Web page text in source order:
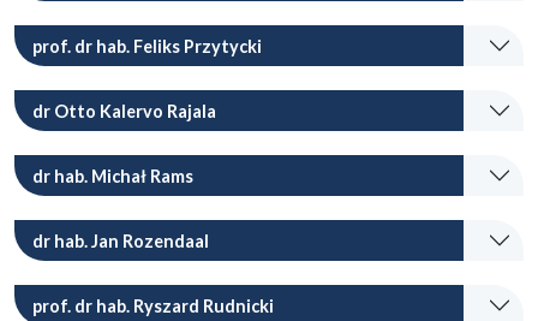
prof. dr hab. Feliks Przytycki
dr Otto Kalervo Rajala
dr hab. Michał Rams
dr hab. Jan Rozendaal
prof. dr hab. Ryszard Rudnicki